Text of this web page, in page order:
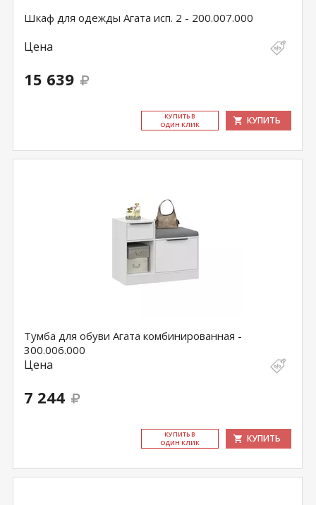
Шкаф для одежды Агата исп. 2 - 200.007.000
Цена
15 639
КУ­ПИТЬ В
ОДИН КЛИК
КУПИТЬ
Тумба для обуви Агата комбинированная -
300.006.000
Цена
7 244
КУ­ПИТЬ В
ОДИН КЛИК
КУПИТЬ